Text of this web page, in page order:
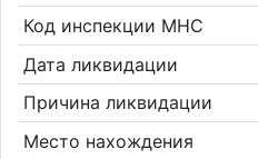
Код инспекции МНС
Дата ликвидации
Причина ликвидации
Место нахождения